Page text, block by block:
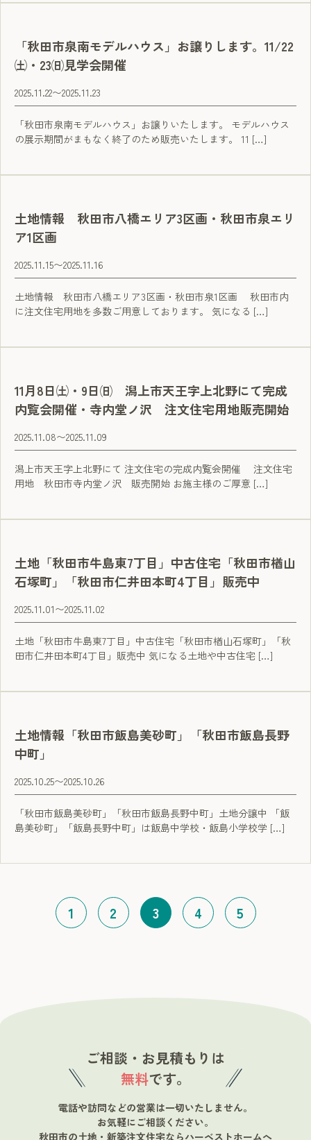
「秋田市泉南モデルハウス」お譲りします。11/22
㈯・23㈰見学会開催
2025.11.22〜2025.11.23
「秋田市泉南モデルハウス」お譲りいたします。 モデルハウス
の展示期間がまもなく終了のため販売いたします。 11 […]
土地情報 秋田市八橋エリア3区画・秋田市泉エリ
ア1区画
2025.11.15〜2025.11.16
土地情報 秋田市八橋エリア3区画・秋田市泉1区画 秋田市内
に注文住宅用地を多数ご用意しております。 気になる […]
11月8日㈯・9日㈰ 潟上市天王字上北野にて完成
内覧会開催・寺内堂ノ沢 注文住宅用地販売開始
2025.11.08〜2025.11.09
潟上市天王字上北野にて 注文住宅の完成内覧会開催 注文住宅
用地 秋田市寺内堂ノ沢 販売開始 お施主様のご厚意 […]
土地「秋田市牛島東7丁目」中古住宅「秋田市楢山
石塚町」「秋田市仁井田本町4丁目」販売中
2025.11.01〜2025.11.02
土地「秋田市牛島東7丁目」中古住宅「秋田市楢山石塚町」「秋
田市仁井田本町4丁目」販売中 気になる土地や中古住宅 […]
土地情報「秋田市飯島美砂町」「秋田市飯島長野
中町」
2025.10.25〜2025.10.26
「秋田市飯島美砂町」「秋田市飯島長野中町」土地分譲中 「飯
島美砂町」「飯島長野中町」は飯島中学校・飯島小学校学 […]
1 2 3（現在のページ）
4 5
ご相談・お見積もりは
無料です。
電話や訪問などの営業は一切いたしません。
お気軽にご相談ください。
秋田市の土地・新築注文住宅ならハーベストホームへ